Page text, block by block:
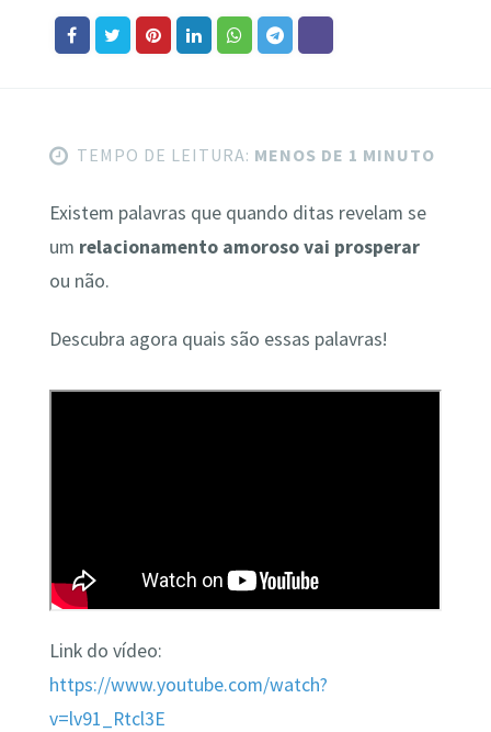
TEMPO DE LEITURA: MENOS DE 1 MINUTO
Existem palavras que quando ditas revelam se
um relacionamento amoroso vai prosperar
ou não.
Descubra agora quais são essas palavras!
Link do vídeo:
https://www.youtube.com/watch?
v=lv91_Rtcl3E